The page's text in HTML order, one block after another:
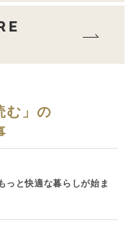
む 」の
っと快適な暮らしが始ま